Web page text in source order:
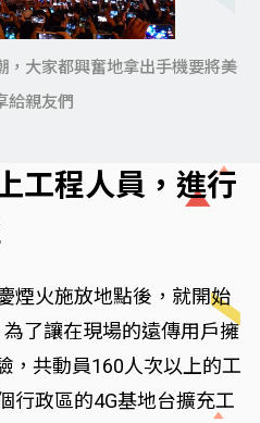
，大家都興奮地拿出手機要將美
給親友們
工程人員，進行
煙火施放地點後，就開始
了讓在現場的遠傳用戶擁
，共動員160人次以上的工
行政區的4G基地台擴充工